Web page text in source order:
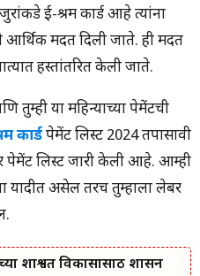
ई-श्रम कार्ड आहे त्यांना
मदत दिली जाते. ही मदत
हस्तांतरित केली जाते.
या महिन्याच्या पेमेंटची
कार्डपेमेंट लिस्ट 2024 तपासावी
पेमेंट लिस्ट जारी केली आहे. आम्ही
यादीत असेल तरच तुम्हाला लेबर
शाश्वत विकासासाठी शासन